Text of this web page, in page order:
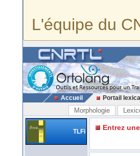
L'équipe du
Accueil Portail lexical
Morphologie
TLFi Entrez